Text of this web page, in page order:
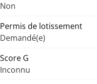
Non
Permis de lotissement
Demandé(e)
Score G
Inconnu